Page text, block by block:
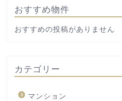
おすすめ物件
おすすめの投稿がありません
カテゴリー
マンション